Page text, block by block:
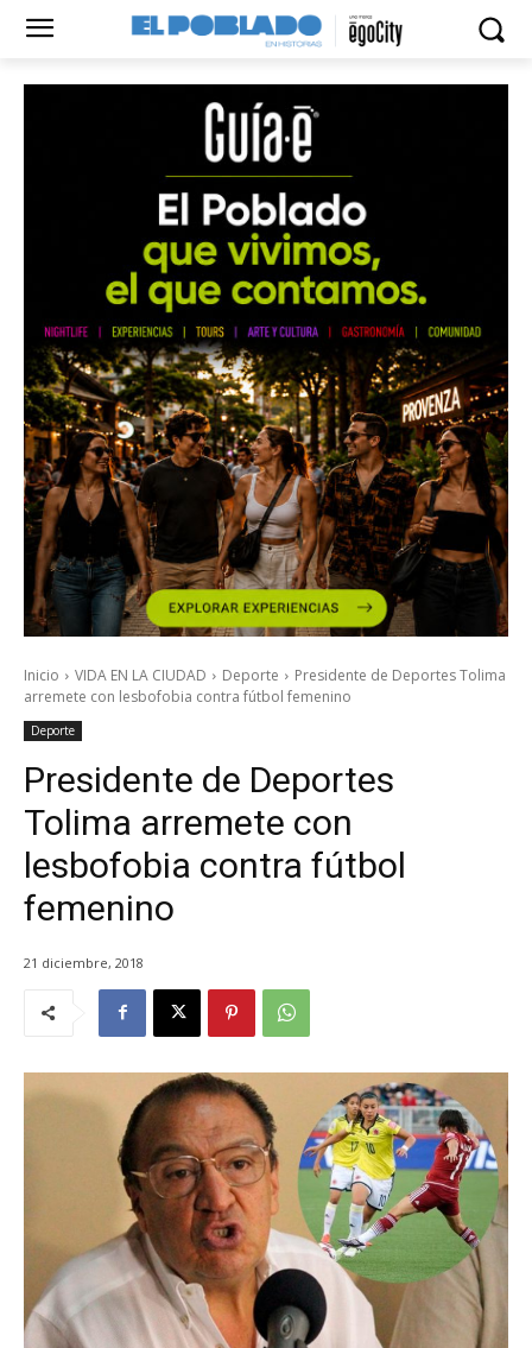
Inicio VIDA EN LA CIUDAD Deporte
Presidente de Deportes Tolima
arremete con lesbofobia contra fútbol femenino
Deporte
Presidente de Deportes
Tolima arremete con
lesbofobia contra fútbol
femenino
21 diciembre, 2018